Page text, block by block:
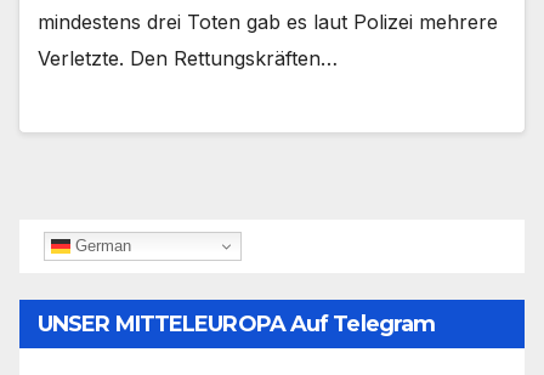
mindestens drei Toten gab es laut Polizei mehrere
Verletzte. Den Rettungskräften…
German
UNSER MITTELEUROPA Auf Telegram